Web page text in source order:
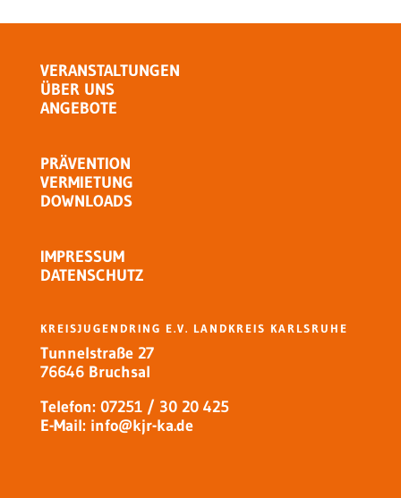
VERANSTALTUNGEN
ÜBER UNS
ANGEBOTE
PRÄVENTION
VERMIETUNG
DOWNLOADS
IMPRESSUM
DATENSCHUTZ
KREISJUGENDRING E.V. LANDKREIS KARLSRUHE
Tunnelstraße 27
76646 Bruchsal
Telefon: 07251 / 30 20 425
E-Mail: info@kjr-ka.de